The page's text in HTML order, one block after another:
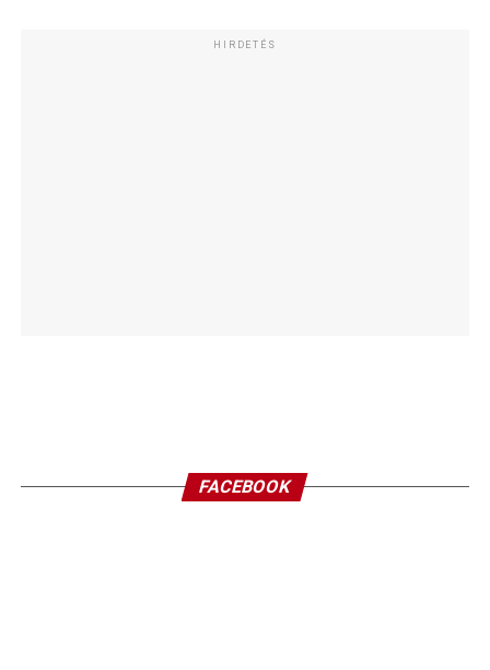
HIRDETÉS
FACEBOOK